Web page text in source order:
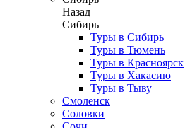
Назад
Сибирь
Туры в Сибирь
Туры в Тюмень
Туры в Красноярск
Туры в Хакасию
Туры в Тыву
Смоленск
Соловки